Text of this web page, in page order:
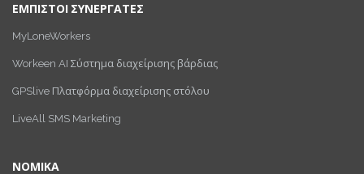
ΕΜΠΙΣΤΟΙ ΣΥΝΕΡΓΑΤΕΣ
MyLoneWorkers
Workeen AI Σύστημα διαχείρισης βάρδιας
GPSlive Πλατφόρμα διαχείρισης στόλου
LiveAll SMS Marketing
ΝΟΜΙΚΑ